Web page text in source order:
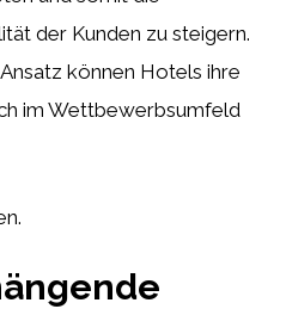
der Kunden zu steigern.
können Hotels ihre
im Wettbewerbsumfeld